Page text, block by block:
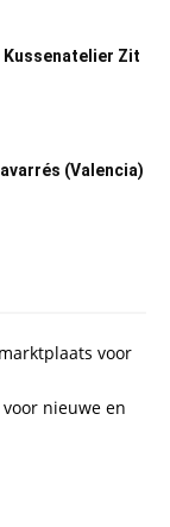
Kussenatelier Zit
(Valencia)
voor
nieuwe en